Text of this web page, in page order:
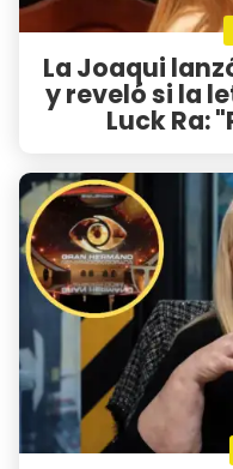
La Joaqui
y reveló si la
Luck Ra: